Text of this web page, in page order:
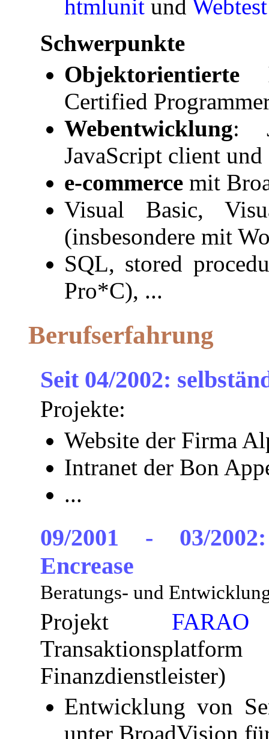
htmlunitund Webtest
Schwerpunkte
Objektorientierte
Certified
Webentwicklung:
JavaScript client
e-commercemit
Visual Basic,
(insbesondere mit
SQL, stored
Pro*C), ...
Berufserfahrung
Seit 04/2002:
Projekte:
Website der Firma
Intranet der Bon
...
09/2001 - 03/
Encrease
Beratungs- und
Projekt FARAO
Finanzdienstleister)
Entwicklung von
unter BroadVision